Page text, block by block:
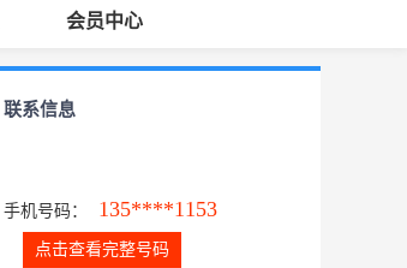
会员中心
联系信息
手机号码： 135****1153
点击查看完整号码